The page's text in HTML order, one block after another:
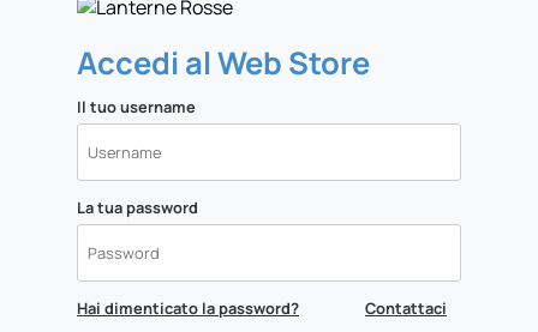
Accedi al Web Store
Il tuo username
La tua password
Hai dimenticato la password? Contattaci